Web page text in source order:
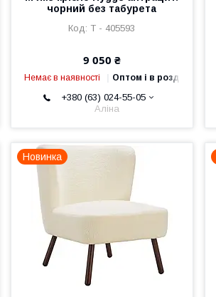
чорний без табурета
Т - 405593
9 050 ₴
Немає в наявності Оптом і в роздріб
+380 (63) 024-55-05
Аліна
Новинка